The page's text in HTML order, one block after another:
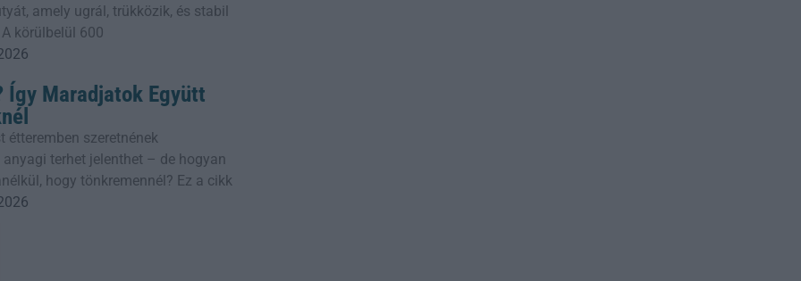
amely ugrál, trükközik, és stabil
körülbelül 600
Így Maradjatok Együtt
étteremben szeretnének
terhet jelenthet – de hogyan
hogy tönkremennél? Ez a cikk